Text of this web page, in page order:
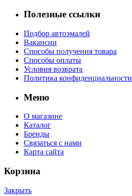
Полезные ссылки
Подбор автоэмалей
Вакансии
Способы получения товара
Способы оплаты
Условия возврата
Политика конфиденциальности
Меню
О магазине
Каталог
Бренды
Связаться с нами
Карта сайта
Корзина
Закрыть